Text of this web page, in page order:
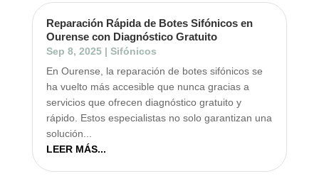
Reparación Rápida de Botes Sifónicos en
Ourense con Diagnóstico Gratuito
Sep 8, 2025| Sifónicos
En Ourense, la reparación de botes sifónicos se
ha vuelto más accesible que nunca gracias a
servicios que ofrecen diagnóstico gratuito y
rápido. Estos especialistas no solo garantizan una
solución...
LEER MÁS...